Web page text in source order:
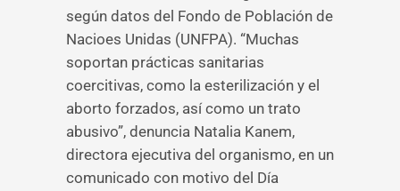
según datos del Fondo de Población de
Nacioes Unidas (UNFPA). “Muchas
soportan prácticas sanitarias
coercitivas, como la esterilización y el
aborto forzados, así como un trato
abusivo”, denuncia Natalia Kanem,
directora ejecutiva del organismo, en un
comunicado con motivo del Día